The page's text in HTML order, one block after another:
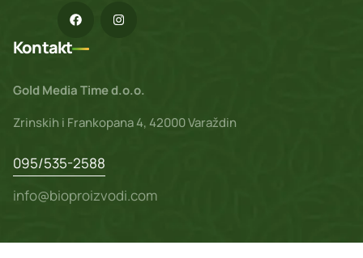
Kontakt
Gold Media Time d.o.o.
Zrinskih i Frankopana 4, 42000 Varaždin
095/535-2588
info@bioproizvodi.com